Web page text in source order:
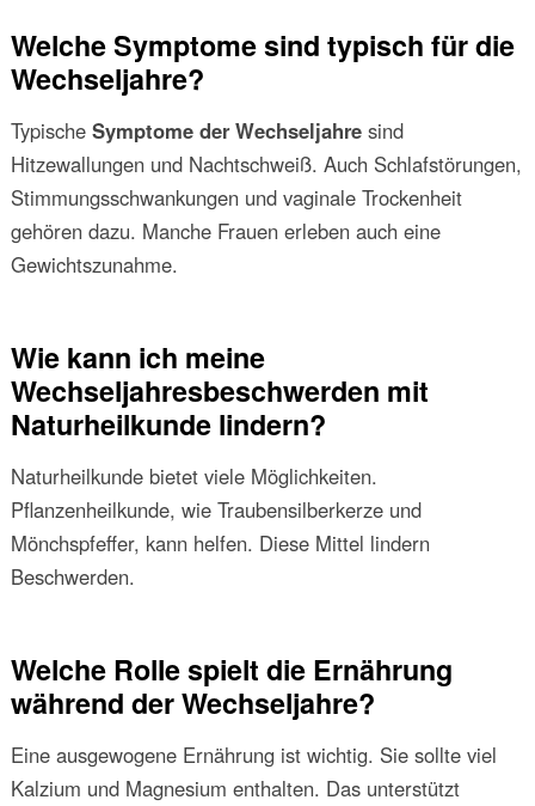
Welche Symptome sind typisch für die
Wechseljahre?
Typische Symptome der Wechseljahresind
Hitzewallungen und Nachtschweiß. Auch Schlafstörungen,
Stimmungsschwankungen und vaginale Trockenheit
gehören dazu. Manche Frauen erleben auch eine
Gewichtszunahme.
Wie kann ich meine
Wechseljahresbeschwerden mit
Naturheilkunde lindern?
Naturheilkunde bietet viele Möglichkeiten.
Pflanzenheilkunde, wie Traubensilberkerze und
Mönchspfeffer, kann helfen. Diese Mittel lindern
Beschwerden.
Welche Rolle spielt die Ernährung
während der Wechseljahre?
Eine ausgewogene Ernährung ist wichtig. Sie sollte viel
Kalzium und Magnesium enthalten. Das unterstützt